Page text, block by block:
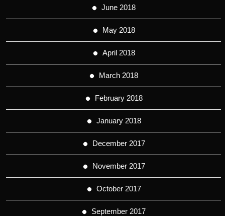
June 2018
May 2018
April 2018
March 2018
February 2018
January 2018
December 2017
November 2017
October 2017
September 2017